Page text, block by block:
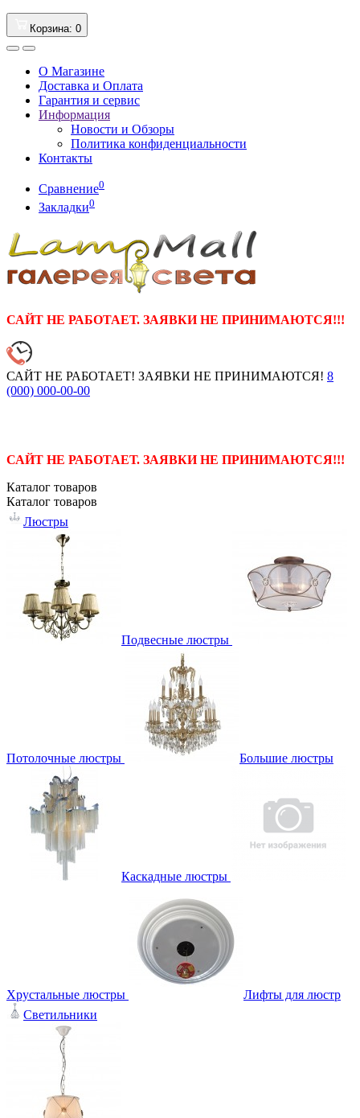
Корзина: 0
О Магазине
Доставка и Оплата
Гарантия и сервис
Информация
Новости и Обзоры
Политика конфиденциальности
Контакты
Сравнение0
Закладки0
САЙТ НЕ РАБОТАЕТ. ЗАЯВКИ НЕ ПРИНИМАЮТСЯ!!!
САЙТ НЕ РАБОТАЕТ! ЗАЯВКИ НЕ ПРИНИМАЮТСЯ! 8
(000) 000-00-00
САЙТ НЕ РАБОТАЕТ. ЗАЯВКИ НЕ ПРИНИМАЮТСЯ!!!
Каталог товаров
Каталог товаров
Люстры
Подвесные люстры
Потолочные люстры Большие люстры
Каскадные люстры
Хрустальные люстры
Лифты для люстр
Светильники